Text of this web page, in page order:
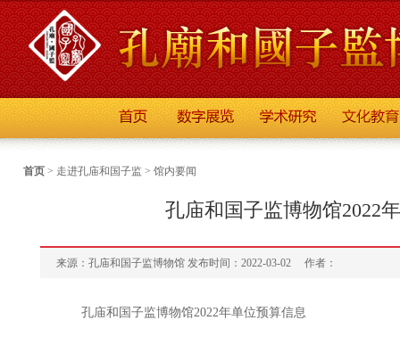
首页 > 走进孔庙和国子监 > 馆内要闻
孔庙和国子监博物馆2022
来源：孔庙和国子监博物馆 发布时间：2022-03-02 作者：
孔庙和国子监博物馆2022年单位预算信息